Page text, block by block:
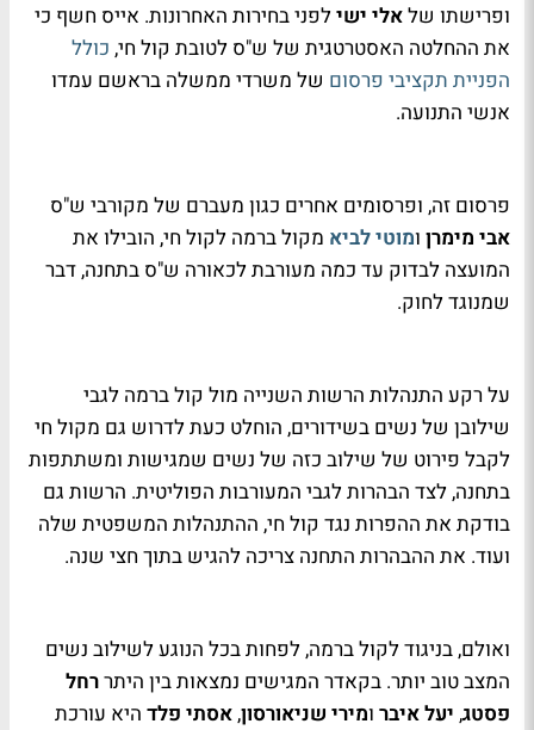
ופרישתו שלאלי ישילפני בחירות האחרונות. אייס חשף כי
את ההחלטה האסטרטגית של ש"ס לטובת קול חי, כולל
הפניית תקציבי פרסום של משרדי ממשלה בראשם עמדו
אנשי התנועה.
פרסום זה, ופרסומים אחרים כגון מעברם של מקורבי ש"ס
אבי מימרן ומוטי לביא מקול ברמה לקול חי, הובילו את
המועצה לבדוק עד כמה מעורבת לכאורה ש"ס בתחנה, דבר
שמנוגד לחוק.
על רקע התנהלות הרשות השנייה מול קול ברמה לגבי
שילובן של נשים בשידורים, הוחלט כעת לדרוש גם מקול חי
לקבל פירוט של שילוב כזה של נשים שמגישות ומשתתפות
בתחנה, לצד הבהרות לגבי המעורבות הפוליטית. הרשות גם
בודקת את ההפרות נגד קול חי, ההתנהלות המשפטית שלה
ועוד. את ההבהרות התחנה צריכה להגיש בתוך חצי שנה.
ואולם, בניגוד לקול ברמה, לפחות בכל הנוגע לשילוב נשים
המצב טוב יותר. בקאדר המגישים נמצאות בין היתררחל
פסטג, יעל איבר ומירי שניאורסון,אסתי פלד היא עורכת